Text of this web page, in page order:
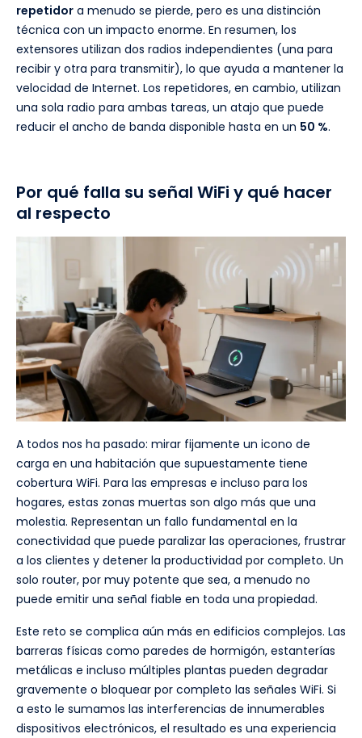
repetidor a menudo se pierde, pero es una distinción
técnica con un impacto enorme. En resumen, los
extensores utilizan dos radios independientes (una para
recibir y otra para transmitir), lo que ayuda a mantener la
velocidad de Internet. Los repetidores, en cambio, utilizan
una sola radio para ambas tareas, un atajo que puede
reducir el ancho de banda disponible hasta en un 50 %.
Por qué falla su señal WiFi y qué hacer
al respecto
A todos nos ha pasado: mirar fijamente un icono de
carga en una habitación que supuestamente tiene
cobertura WiFi. Para las empresas e incluso para los
hogares, estas zonas muertas son algo más que una
molestia. Representan un fallo fundamental en la
conectividad que puede paralizar las operaciones, frustrar
a los clientes y detener la productividad por completo. Un
solo router, por muy potente que sea, a menudo no
puede emitir una señal fiable en toda una propiedad.
Este reto se complica aún más en edificios complejos. Las
barreras físicas como paredes de hormigón, estanterías
metálicas e incluso múltiples plantas pueden degradar
gravemente o bloquear por completo las señales WiFi. Si
a esto le sumamos las interferencias de innumerables
dispositivos electrónicos, el resultado es una experiencia